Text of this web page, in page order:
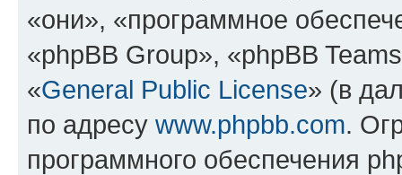
«они», «программное
«phpBB Group», «phpBB
«General Public License» (в
по адресу www.phpbb.com.
программного обеспечения